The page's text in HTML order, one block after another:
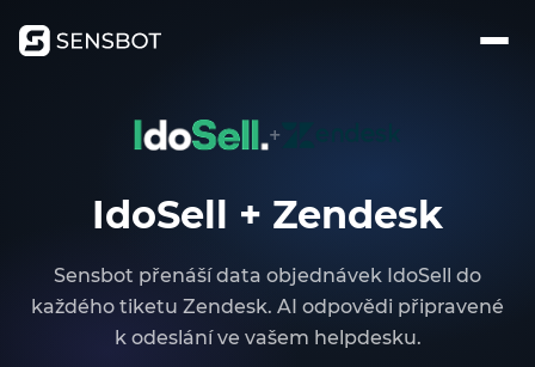
+
IdoSell + Zendesk
Sensbot přenáší data objednávek IdoSell do
každého tiketu Zendesk. AI odpovědi připravené
k odeslání ve vašem helpdesku.